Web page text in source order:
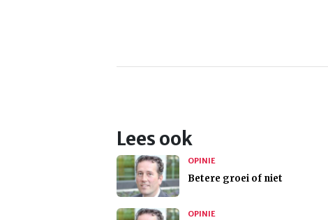
Lees ook
OPINIE
Betere groei of niet
OPINIE